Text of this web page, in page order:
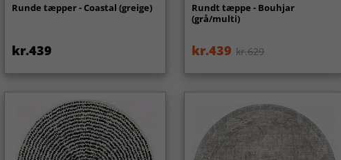
Runde tæpper - Coastal (greige)
kr.439
Rundt tæppe - Bouhjar
(grå/multi)
kr.439 kr.629